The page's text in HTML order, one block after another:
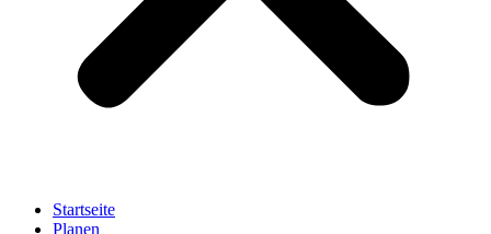
Startseite
Planen